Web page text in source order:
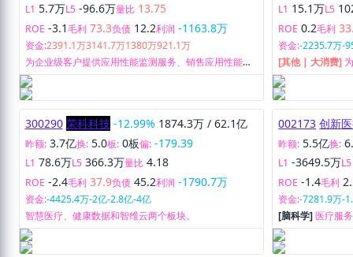
L1 5.7万L5 -96.6万量比 13.75
ROE -3.1毛利 73.3负债 12.2利润 -1163.8万
资金:2391.1万3141.7万1380万921.1万
为企业级客户提供应用性能监测服务、销售应用性能监
测软件及提供其他相关服务。
L1 15.1万L5
ROE 0.2毛利
资金:-2235.7万-
[其他 | 大消费]
和经销业务，属
300290 荣科科技 -12.99% 1874.3万 / 62.1亿
昨额: 3.7亿换: 5.0板: 0板偏: -179.39
L1 78.6万L5 366.3万量比 4.18
ROE -2.4毛利 37.9负债 45.2利润 -1790.7万
资金:-4425.4万-2亿-2.8亿-4亿
智慧医疗、健康数据和智维云两个板块。
002173 创新
昨额: 5.5亿换:
L1 -3649.5万L5
ROE -1.4毛利
资金:-7281.9万-
[脑科学]医疗服